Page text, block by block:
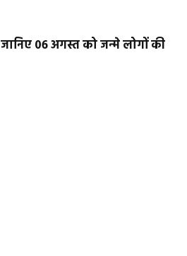
जानिए 06 अगस्त को जन्मे लोगों की